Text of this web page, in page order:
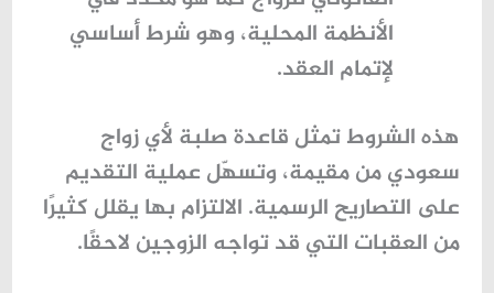
الأنظمة المحلية، وهو شرط أساسي
لإتمام العقد.
هذه الشروط تمثل قاعدة صلبة لأيزواج
سعودي من مقيمة، وتسهّل عملية التقديم
على التصاريح الرسمية. الالتزام بها يقلل كثيرًا
من العقبات التي قد تواجه الزوجين لاحقًا.